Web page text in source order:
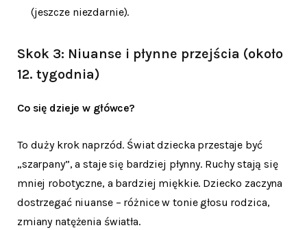
(jeszcze niezdarnie).
Skok 3: Niuanse i płynne przejścia (około
12. tygodnia)
Co się dzieje w główce?
To duży krok naprzód. Świat dziecka przestaje być
„szarpany”, a staje się bardziej płynny. Ruchy stają się
mniej robotyczne, a bardziej miękkie. Dziecko zaczyna
dostrzegać niuanse – różnice w tonie głosu rodzica,
zmiany natężenia światła.